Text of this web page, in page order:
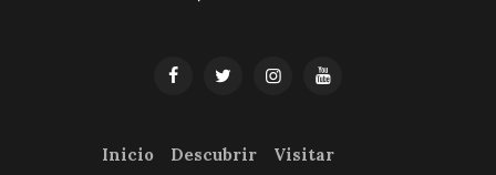
Inicio Descubrir
Visitar